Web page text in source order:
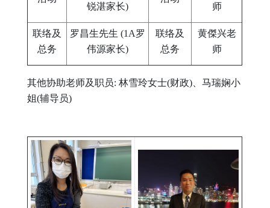
锐湛家长)
师
联络及
总务
罗昌生先生 (1A罗
伟源家长)
联络及
总务
黄傑兴老
师
其他协助老师及职员: 林雪玲女士(财政)、马瑞娴小
姐(辅导员)